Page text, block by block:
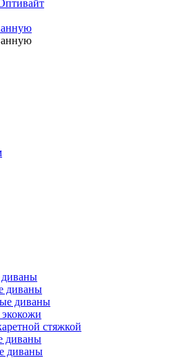
диваны
диваны
диваны
стяжкой
диваны
диваны